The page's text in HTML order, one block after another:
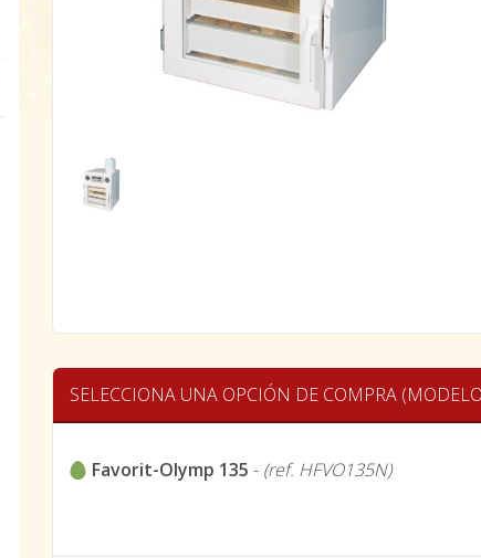
SELECCIONA UNA OPCIÓN DE COMPRA
Favorit-Olymp 135 - (ref. HFVO135N)